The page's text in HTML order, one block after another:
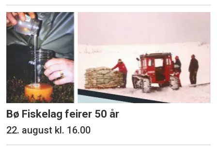
Bø Fiskelag feirer 50 år
22. august kl. 16.00